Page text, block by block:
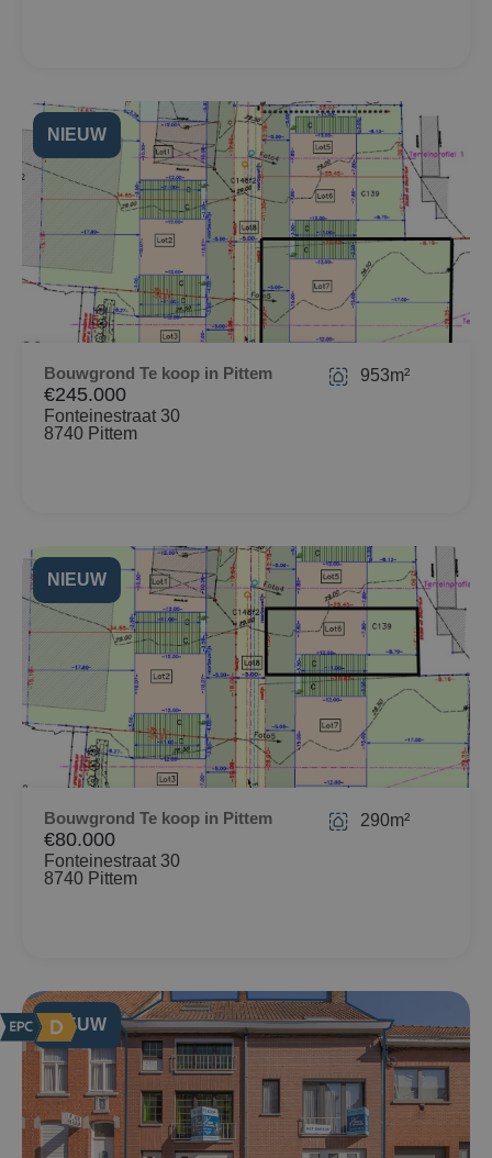
NIEUW
Bouwgrond Te koop in Pittem
€245.000
Fonteinestraat 30
8740 Pittem
953m²
NIEUW
Bouwgrond Te koop in Pittem
€80.000
Fonteinestraat 30
8740 Pittem
290m²
NIEUW